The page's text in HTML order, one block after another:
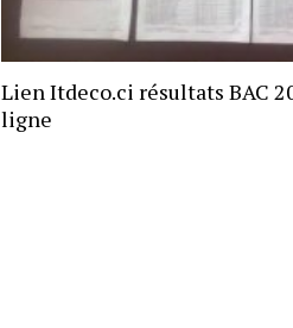
Lien Itdeco.ci résultats BAC
ligne